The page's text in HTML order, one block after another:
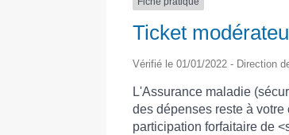
Fiche pratique
Ticket
Vérifié le 01/01/2022 - Direction
L'Assurance maladie
des dépenses reste à
participation forfaitaire de